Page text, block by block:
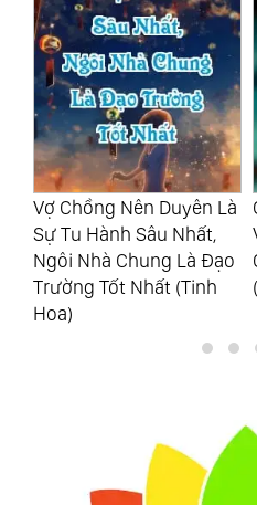
Qua Ngưỡng 50, Có 7
Việc Khiến Tâm Hồn
Chúng Ta Luôn Tươi Trẻ
(Tinh Hoa)